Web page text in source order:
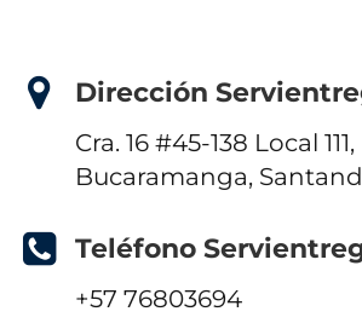
Dirección
Cra. 16 #45-138 Local
Bucaramanga,
Teléfono
+57 76803694